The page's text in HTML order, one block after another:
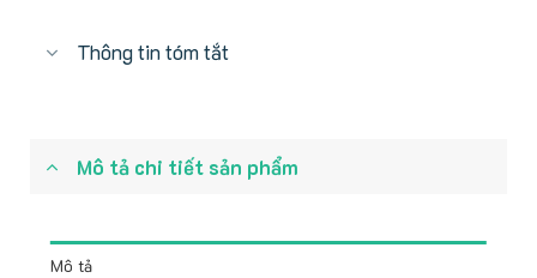
Thông tin tóm tắt
Mô tả chi tiết sản phẩm
Mô tả